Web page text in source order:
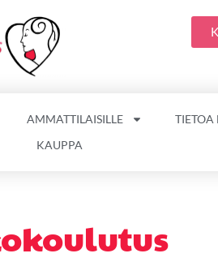
AMMATTILAISILLE TIETOA
KAUPPA